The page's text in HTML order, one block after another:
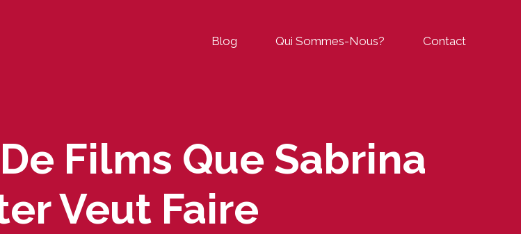
Blog Qui Sommes-Nous? Contact
Films Que Sabrina
Veut Faire